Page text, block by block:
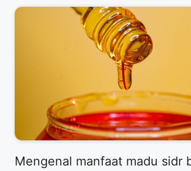
Mengenal manfaat madu sidr